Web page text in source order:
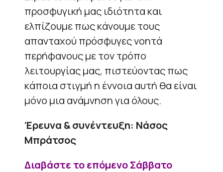
προσφυγική μας ιδιότητα και
ελπίζουμε πως κάνουμε τους
απανταχού πρόσφυγες νοητά
περήφανους με τον τρόπο
λειτουργίας μας, πιστεύοντας πως
κάποια στιγμή η έννοια αυτή θα είναι
μόνο μια ανάμνηση για όλους.
Έρευνα & συνέντευξη: Νάσος
Μπράτσος
Διαβάστε το επόμενο Σάββατο